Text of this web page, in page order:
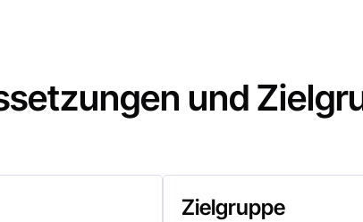
und
Zielgruppe